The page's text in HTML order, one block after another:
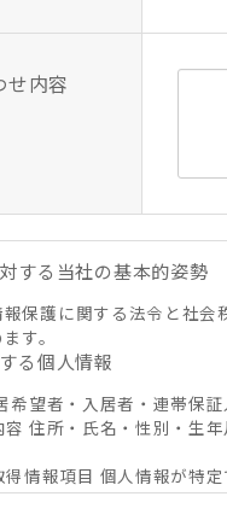
せ内容
する当社の基本的姿勢
保護に関する法令と社
す。
る個人情報
希望者・入居者・連帯保
住所・氏名・性別・生
情報項目 個人情報が特
る関連情報並びにその他